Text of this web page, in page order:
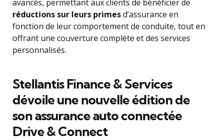
avancés, permettant aux clients de bénéficier de
réductions sur leurs primesd’assurance en
fonction de leur comportement de conduite, tout en
offrant une couverture complète et des services
personnalisés.
Stellantis Finance & Services
dévoile une nouvelle édition de
son assurance auto connectée
Drive & Connect